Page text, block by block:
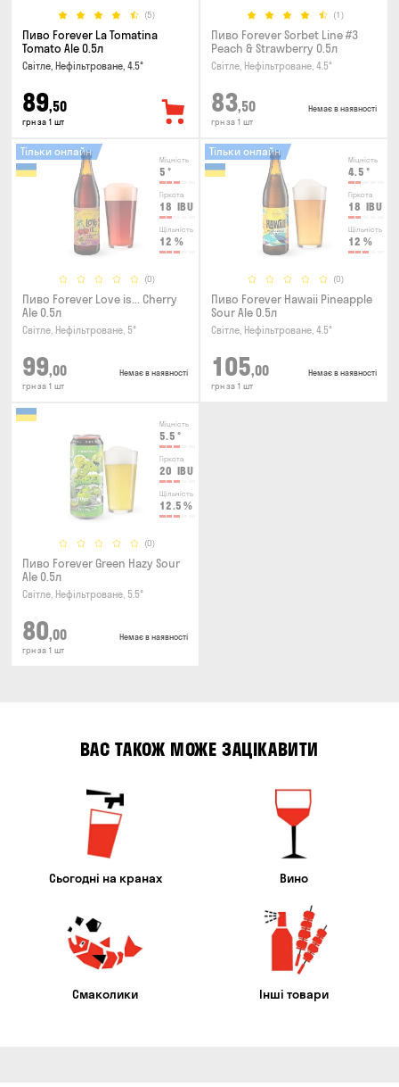
(5)
Пиво Forever La Tomatina
Tomato Ale 0.5л
Світле, Нефільтроване, 4.5°
89,50
грн за 1 шт
(1)
Пиво Forever Sorbet Line #3
Peach & Strawberry 0.5л
Світле, Нефільтроване, 4.5°
83,50
грн за 1 шт
Немає в наявності
Міцність
5 °
Гіркота
18 IBU
Щільність
12 %
(0)
Тільки онлайн
Пиво Forever Love is... Cherry
Ale 0.5л
Світле, Нефільтроване, 5°
99,00
грн за 1 шт
Немає в наявності
Міцність
4.5 °
Гіркота
18 IBU
Щільність
12 %
(0)
Тільки онлайн
Пиво Forever Hawaii Pineapple
Sour Ale 0.5л
Світле, Нефільтроване, 4.5°
105,00
грн за 1 шт
Немає в наявності
Міцність
5.5 °
Гіркота
20 IBU
Щільність
12.5 %
(0)
Пиво Forever Green Hazy Sour
Ale 0.5л
Світле, Нефільтроване, 5.5°
80,00
грн за 1 шт
Немає в наявності
ВАС ТАКОЖ МОЖЕ ЗАЦІКАВИТИ
Сьогодні на кранах Вино
Смаколики Інші товари